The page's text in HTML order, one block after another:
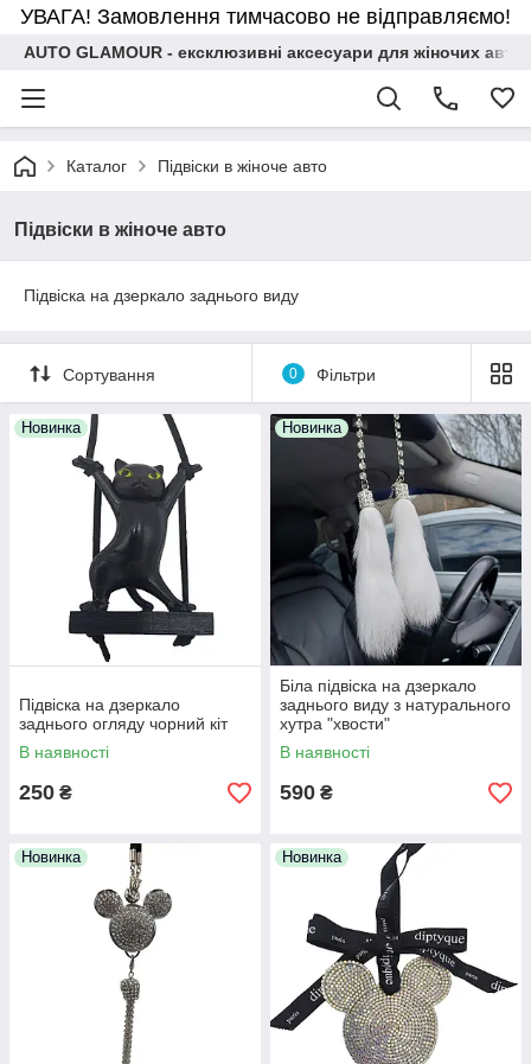
УВАГА! Замовлення тимчасово не відправляємо!
AUTO GLAMOUR - ексклюзивні аксесуари для жіночих
Каталог Підвіски в жіноче авто
Підвіски в жіноче авто
Підвіска на дзеркало заднього виду
Сортування 0 Фільтри
Новинка
Підвіска на дзеркало
заднього огляду чорний кіт
В наявності
250 ₴
Новинка
Біла підвіска на дзеркало
заднього виду з натурального
хутра "хвости"
В наявності
590 ₴
Новинка Новинка